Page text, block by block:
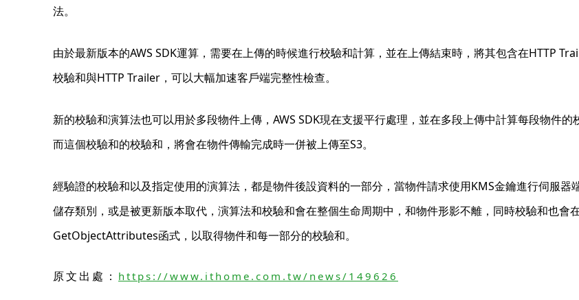
法。
由於最新版本的AWS SDK運算，需要在上傳的時候進行校驗和計算，並在上傳結束時，將其包含在HTTP
校驗和與HTTP Trailer，可以大幅加速客戶端完整性檢查。
新的校驗和演算法也可以用於多段物件上傳，AWS SDK現在支援平行處理，並在多段上傳中計算每段物件
而這個校驗和的校驗和，將會在物件傳輸完成時一併被上傳至S3。
經驗證的校驗和以及指定使用的演算法，都是物件後設資料的一部分，當物件請求使用KMS金鑰進行伺服
儲存類別，或是被更新版本取代，演算法和校驗和會在整個生命周期中，和物件形影不離，同時校驗和也會
GetObjectAttributes函式，以取得物件和每一部分的校驗和。
原文出處： https://www.ithome.com.tw/news/149626